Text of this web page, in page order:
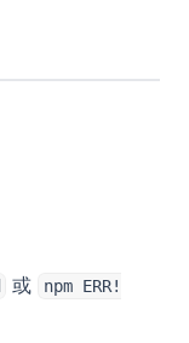
或
npm ERR!